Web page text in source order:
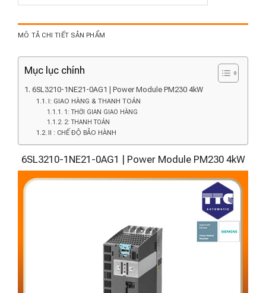
MÔ TẢ CHI TIẾT SẢN PHẨM
Mục lục chính
6SL3210-1NE21-0AG1 | Power Module PM230 4kW
I: GIAO HÀNG & THANH TOÁN
1: THỜI GIAN GIAO HÀNG
2: THANH TOÁN
II : CHẾ ĐỘ BẢO HÀNH
6SL3210-1NE21-0AG1 | Power Module PM230 4kW